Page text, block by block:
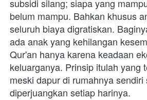
subsidi silang; siapa yang
belum mampu. Bahkan khusus
seluruh biaya digratiskan.
ada anak yang kehilangan
Qur'an hanya karena keadaan
keluarganya. Prinsip itulah yang
meski dapur di rumahnya
diperjuangkan setiap harinya.